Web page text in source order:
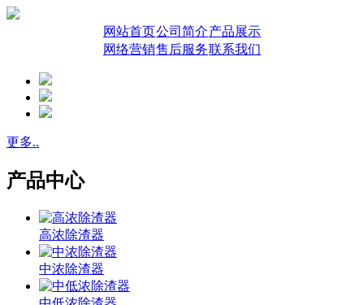
网站首页公司简介产品展示
网络营销售后服务联系我们
更多..
产品中心
高浓除渣器
中浓除渣器